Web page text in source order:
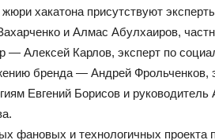
хакатона присутствуют
и Алмас Абулхаиров,
— Алексей Карлов, эксперт по
бренда — Андрей Фрольченков,
Евгений Борисов и руководитель
фановых и технологичных проекта